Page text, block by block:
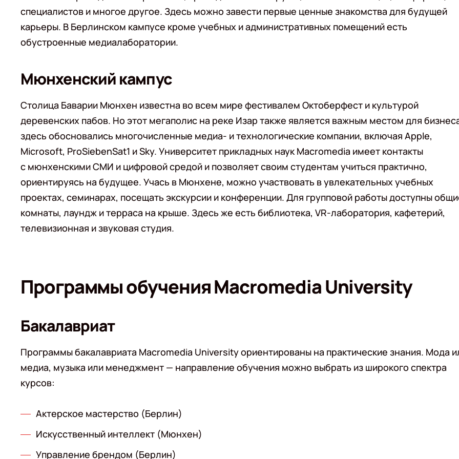
специалистов и многое другое. Здесь можно завести первые ценные знакомства для будущей
карьеры. В Берлинском кампусе кроме учебных и административных помещений есть
обустроенные медиалаборатории.
Мюнхенский кампус
Столица Баварии Мюнхен известна во всем мире фестивалем Октоберфест и культурой
деревенских пабов. Но этот мегаполис на реке Изар также является важным местом для
здесь обосновались многочисленные медиа- и технологические компании, включая Apple,
Microsoft, ProSiebenSat1 и Sky. Университет прикладных наук Macromedia имеет контакты
с мюнхенскими СМИ и цифровой средой и позволяет своим студентам учиться практично,
ориентируясь на будущее. Учась в Мюнхене, можно участвовать в увлекательных учебных
проектах, семинарах, посещать экскурсии и конференции. Для групповой работы доступны
комнаты, лаундж и терраса на крыше. Здесь же есть библиотека, VR-лаборатория, кафетерий,
телевизионная и звуковая студия.
Программы обучения Macromedia University
Бакалавриат
Программы бакалавриата Macromedia University ориентированы на практические знания. Мода
медиа, музыка или менеджмент — направление обучения можно выбрать из широкого спектра
курсов:
Актерское мастерство (Берлин)
Искусственный интеллект (Мюнхен)
Управление брендом (Берлин)